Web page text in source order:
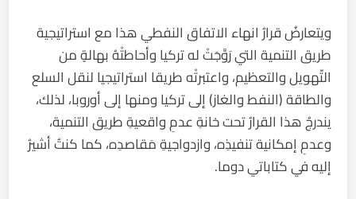
ويتعارضُ قرارُ انهاء الاتفاق النفطي هذا مع استراتيجية
طريق التنمية التي رَوَّجَتْ له تركيا وأحاطتْهُ بهالةٍ من
التّهويل والتعظيم، واعتبرتْه طريقا استراتيجيا لنقل السلع
والطاقة (النفط والغاز) إلى تركيا ومنها إلى أوروبا، لذلك،
يندرجُ هذا القرارُ تحت خانةِ عدمِ واقعيةِ طريق التنمية،
وعدمِ إمكانية تنفيذِه، وازدواجيةِ مَقاصدِه، كما كنتُ أشيرُ
إليه في كتاباتي دوما.